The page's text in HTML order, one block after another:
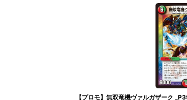
【プロモ】無双竜機ヴァルガザーク